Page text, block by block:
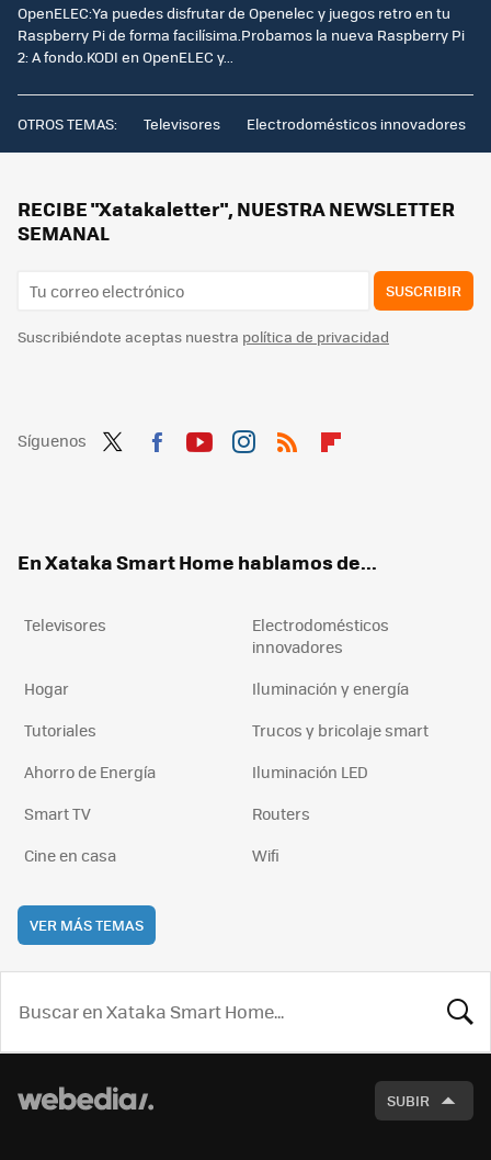
OpenELEC:Ya puedes disfrutar de Openelec y juegos retro en tu
Raspberry Pi de forma facilísima.Probamos la nueva Raspberry Pi
2: A fondo.KODI en OpenELEC y...
OTROS TEMAS: Televisores Electrodomésticos innovadores
RECIBE "Xatakaletter", NUESTRA NEWSLETTER
SEMANAL
SUSCRIBIR
Suscribiéndote aceptas nuestra política de privacidad
Síguenos
En Xataka Smart Home hablamos de...
Televisores
Electrodomésticos
innovadores
Hogar
Iluminación y energía
Tutoriales
Trucos y bricolaje smart
Ahorro de Energía
Iluminación LED
Smart TV
Routers
Cine en casa
Wifi
VER MÁS TEMAS
SUBIR